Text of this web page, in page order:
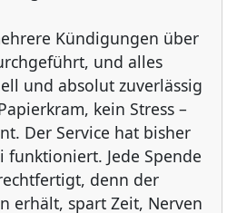
Kündigungen über
und alles
und absolut zuverlässig
kein Stress –
Der Service hat bisher
Jede Spende
denn der
erhält, spart Zeit, Nerven